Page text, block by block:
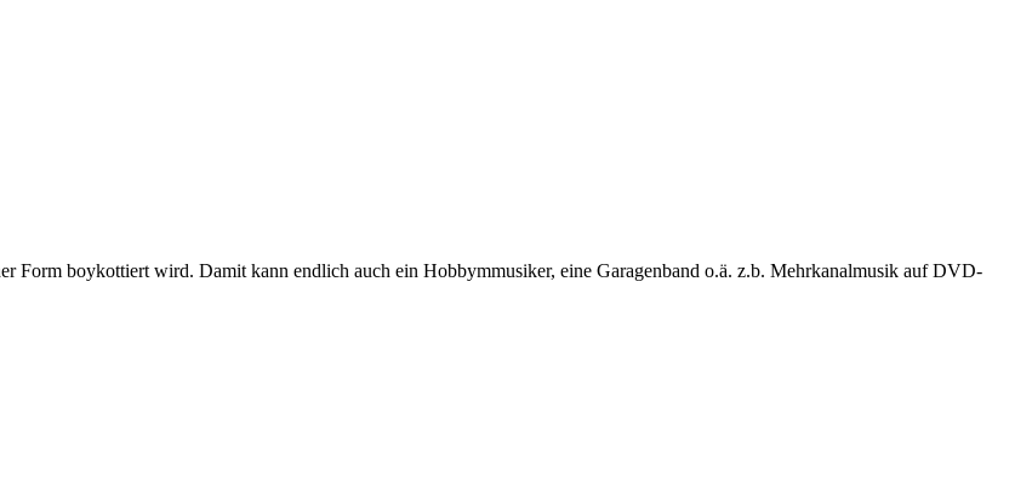
Form boykottiert wird. Damit kann endlich auch ein Hobbymmusiker, eine Garagenband o.ä. z.b. Mehrkanalmusik auf DVD-